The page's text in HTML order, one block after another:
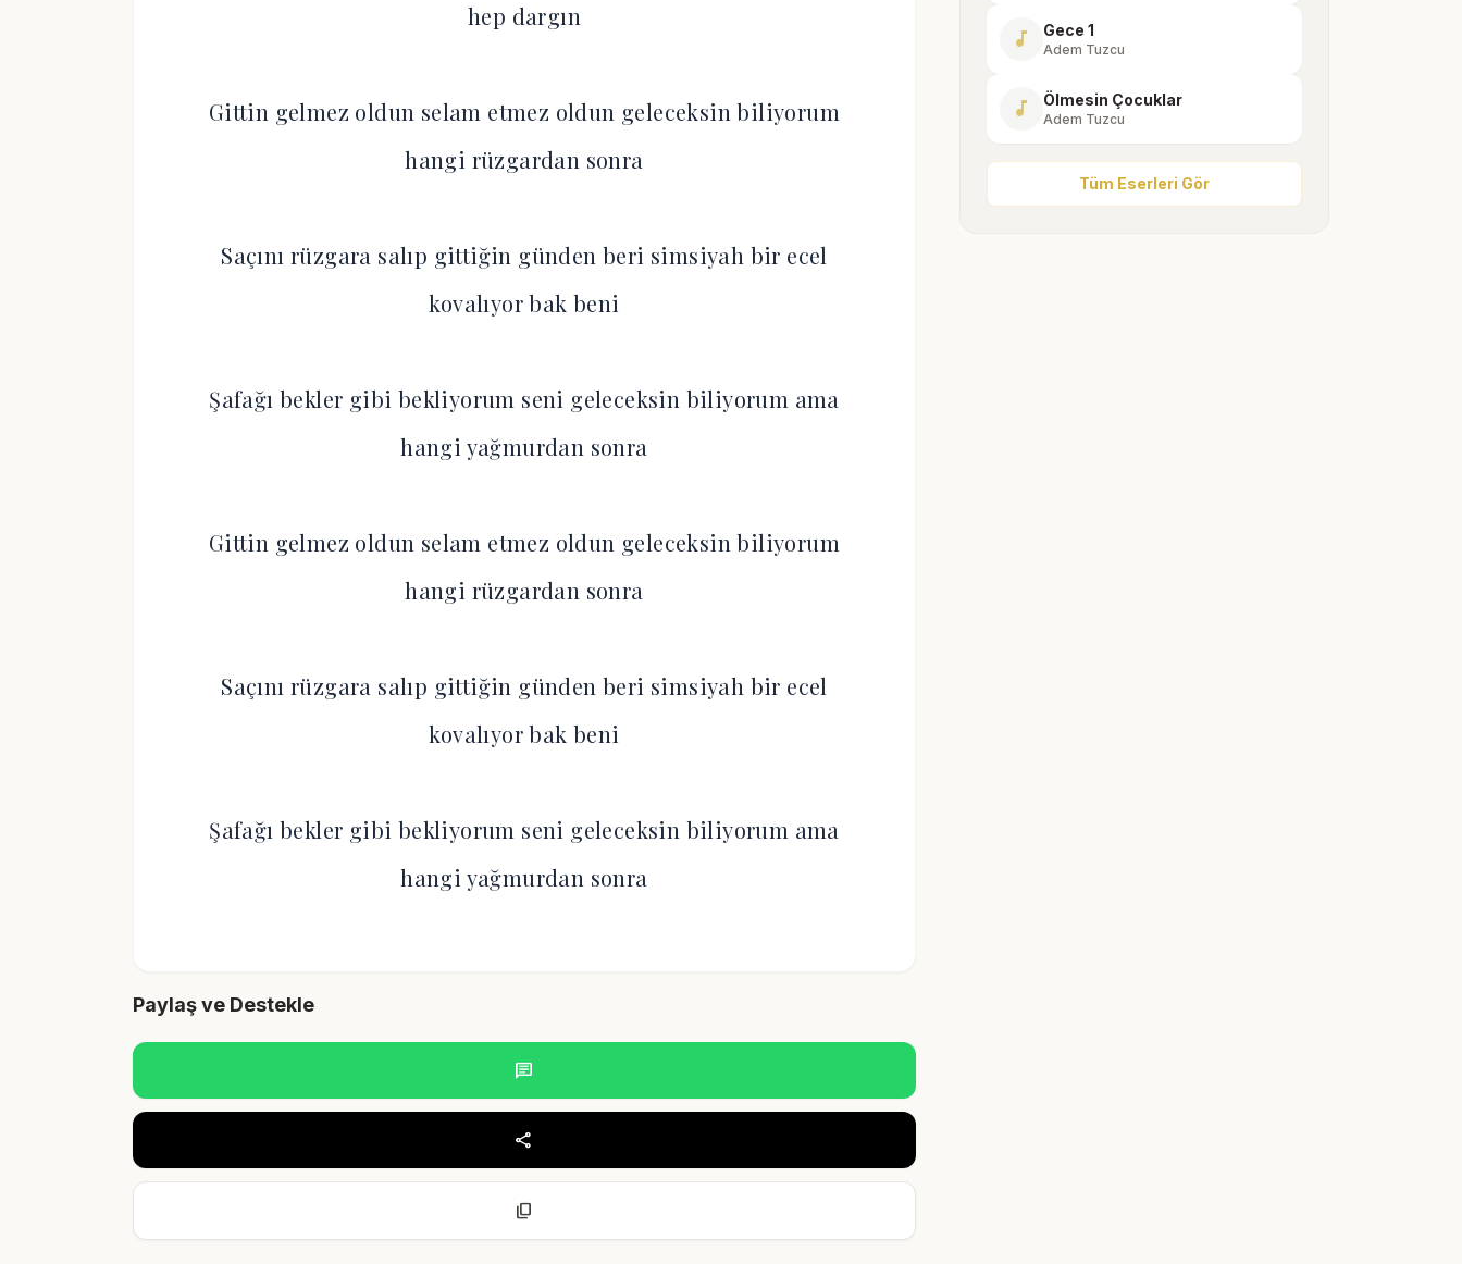
hep dargın
Gittin gelmez oldun selam etmez oldun geleceksin biliyorum
hangi rüzgardan sonra
Saçını rüzgara salıp gittiğin günden beri simsiyah bir ecel
kovalıyor bak beni
Şafağı bekler gibi bekliyorum seni geleceksin biliyorum ama
hangi yağmurdan sonra
Gittin gelmez oldun selam etmez oldun geleceksin biliyorum
hangi rüzgardan sonra
Saçını rüzgara salıp gittiğin günden beri simsiyah bir ecel
kovalıyor bak beni
Şafağı bekler gibi bekliyorum seni geleceksin biliyorum ama
hangi yağmurdan sonra
Paylaş ve Destekle
chat
share
content_copy
music_note Gece 1
Adem Tuzcu
music_note Ölmesin Çocuklar
Adem Tuzcu
Tüm Eserleri Gör